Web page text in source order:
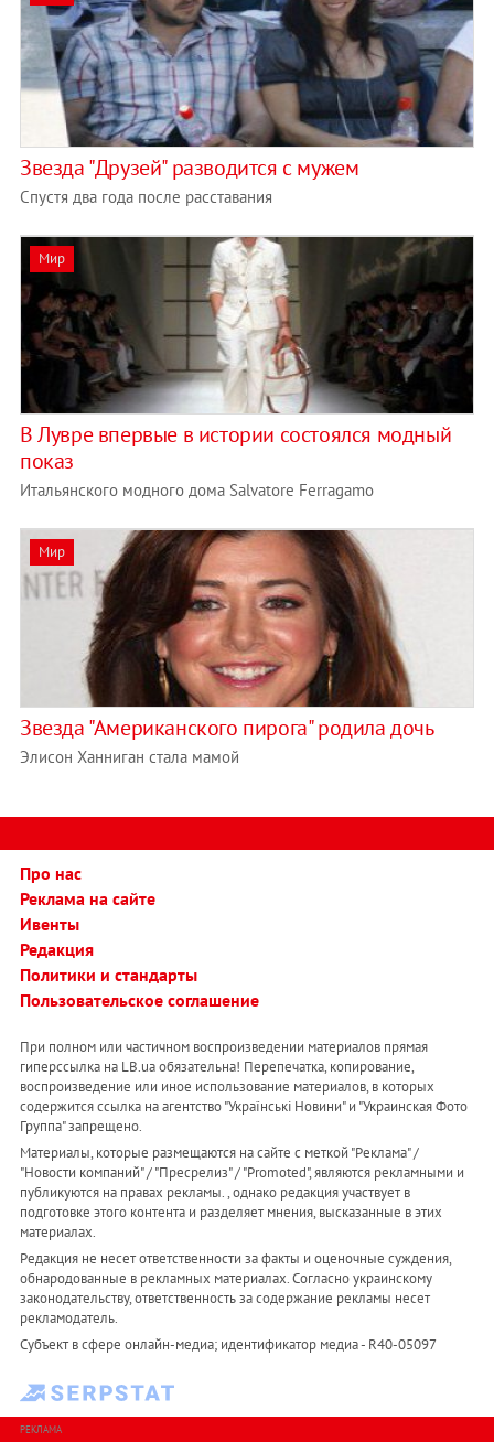
Звезда "Друзей" разводится с мужем
Спустя два года после расставания
Мир
В Лувре впервые в истории состоялся модный
показ
Итальянского модного дома Salvatore Ferragamo
Мир
Звезда "Американского пирога" родила дочь
Элисон Ханниган стала мамой
Про нас
Реклама на сайте
Ивенты
Редакция
Политики и стандарты
Пользовательское соглашение
При полном или частичном воспроизведении материалов прямая
гиперссылка на LB.ua обязательна! Перепечатка, копирование,
воспроизведение или иное использование материалов, в которых
содержится ссылка на агентство "Українськi Новини" и "Украинская Фото
Группа" запрещено.
Материалы, которые размещаются на сайте с меткой "Реклама" /
"Новости компаний" / "Пресрелиз" / "Promoted", являются рекламными и
публикуются на правах рекламы. , однако редакция участвует в
подготовке этого контента и разделяет мнения, высказанные в этих
материалах.
Редакция не несет ответственности за факты и оценочные суждения,
обнародованные в рекламных материалах. Согласно украинскому
законодательству, ответственность за содержание рекламы несет
рекламодатель.
Субъект в сфере онлайн-медиа; идентификатор медиа - R40-05097
РЕКЛАМА